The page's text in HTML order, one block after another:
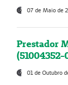
07 de Maio de
Prestador
(51004352-
01 de Outubro